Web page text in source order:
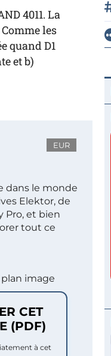
4011. La
les
quand D1
et b)
EUR
dans le monde
Elektor, de
Pro, et bien
tout ce
CET
(PDF)
à cet